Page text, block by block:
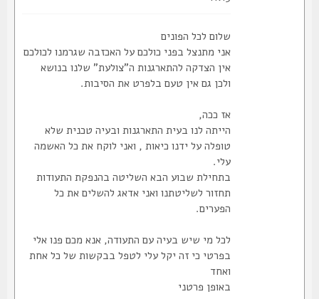
שלום לכל הפונים
אני מתנצל בפני כולכם על האכזבה שגרמנו לכולכם
אין הצדקה להתארגנות ה"צולעת" שלנו בנושא
ולכן גם אין טעם בלפרט את הסיבות.
אז ככה,
הייתה לנו בעית התארגנות ובעיה טכנית שלא
טופלה על ידנו כיאות , ואני לוקח את כל האשמה
בתחילת שבוע הבא השליטה בהנפקת התעודות
תחזור לשליטתנו ואני אדאג להשלים את כל
הפערים.
לכל מי שיש בעיה עם התעודה, אנא מכם פנו אלי
בפרטי כי זה יקל עלי לטפל בבקשות של כל אחת
באופן פרטני